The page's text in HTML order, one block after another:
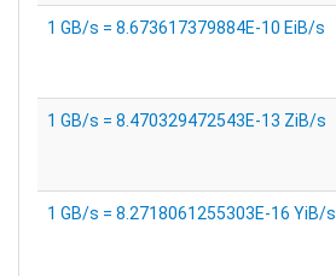
1 GB/s = 8.673617379884E-10 EiB/s
1 GB/s = 8.470329472543E-13 ZiB/s
1 GB/s = 8.2718061255303E-16 YiB/s